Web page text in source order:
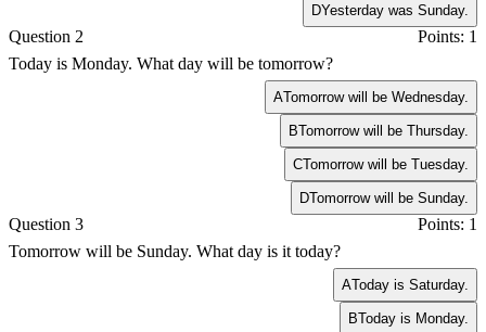
DYesterday was Sunday.
Question 2
Points: 1
Today is Monday. What day will be tomorrow?
ATomorrow will be Wednesday.
BTomorrow will be Thursday.
CTomorrow will be Tuesday.
DTomorrow will be Sunday.
Question 3
Points: 1
Tomorrow will be Sunday. What day is it today?
AToday is Saturday.
BToday is Monday.